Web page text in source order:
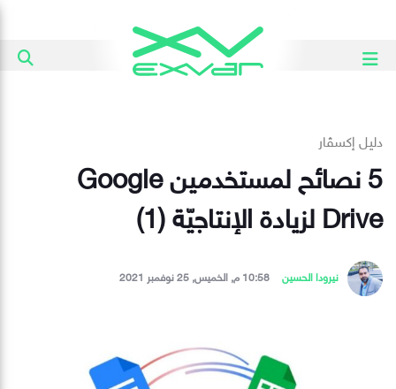
دليل إكسڤار
5 نصائح لمستخدمين Google
Drive لزيادة الإنتاجيّة (1)
نيرودا الحسين 10:58 م, الخميس, 25 نوفمبر 2021